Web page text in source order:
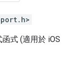
式 (適用於 iOS